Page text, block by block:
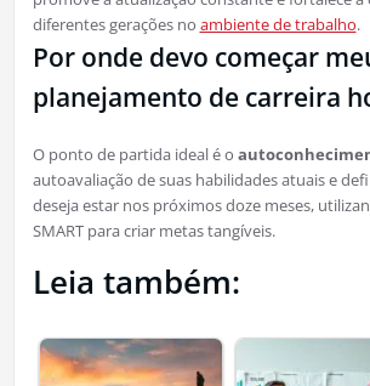
diferentes gerações no ambiente de trabalho.
Por onde devo começar
planejamento de carreira
O ponto de partida ideal é o
autoavaliação de suas habilidades atuais e
deseja estar nos próximos doze meses,
SMART para criar metas tangíveis.
Leia também: